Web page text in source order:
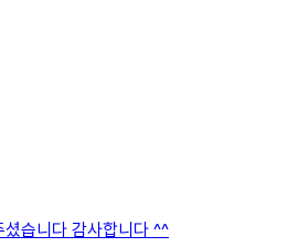
습니다 감사합니다 ^^